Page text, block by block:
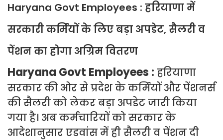
Haryana Govt Employees : हरियाणा में
सरकारी कर्मियों के लिए बड़ा अपडेट, सैलरी व
पेंशन का होगा अग्रिम वितरण
Haryana Govt Employees : हरियाणा
सरकार की ओर से प्रदेश के कर्मियों और पेंशनर्स
की सैलरी को लेकर बड़ा अपडेट जारी किया
गया है। अब कर्मचारियों को सरकार के
आदेशानुसार एडवांस में ही सैलरी व पेंशन दी